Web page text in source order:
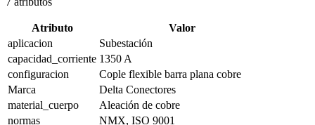
Atributo
Valor
aplicacion
Subestación
capacidad_corriente 1350 A
configuracion
Cople flexible barra plana cobre
Marca
Delta Conectores
material_cuerpo
Aleación de cobre
normas
NMX, ISO 9001